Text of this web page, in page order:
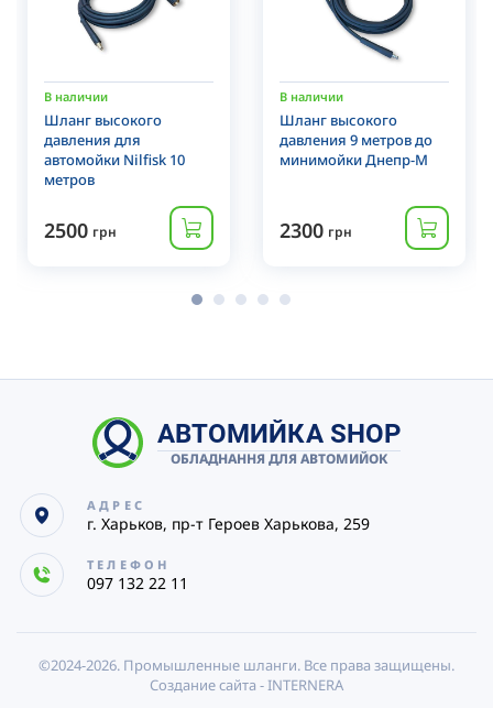
В наличии
Шланг высокого
давления для
автомойки Nilfisk 10
метров
2500 грн
В наличии
Шланг высокого
давления 9 метров до
минимойки Днепр-М
2300 грн
АВТОМИЙКА SHOP
ОБЛАДНАННЯ ДЛЯ АВТОМИЙОК
АДРЕС
г. Харьков, пр-т Героев Харькова, 259
ТЕЛЕФОН
097 132 22 11
©2024-2026. Промышленные шланги. Все права защищены.
Создание сайта -INTERNERA